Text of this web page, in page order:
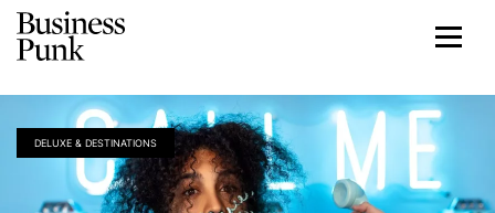
DELUXE & DESTINATIONS